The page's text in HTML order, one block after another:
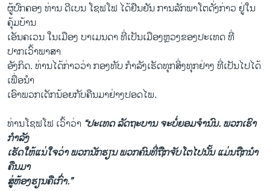
ຜູ້ປົກຄອງ ທ່ານ ດີເບນ ໂຊຟໂຟ ໄດ້ຢືນຢັນ ການລັກພາໂຕດັ່ງກ່າວ ຢູ່ໃນ
ຄຸ້ມບ້ານ
ເອັນຄເວນ ໃນເມືອງ ບາເມນດາ ທີ່ເປັນເມືອງຫຼວງຂອງປະເທດ ທີ່
ປາກເວົ້າພາສາ
ອັງກິດ. ທ່ານໄດ້ກ່າວວ່າ ກອງທັບ ກຳລັງເຮັດທຸກສິ່ງທຸກຢ່າງ ທີ່ເປັນໄປໄດ້
ເພື່ອນຳ
ເອົາພວກເດັກນ້ອຍກັບຄືນມາຢ່າງປອດໄພ.
ທ່ານໂຊຟໂຟ ເວົ້າວ່າ “ປະເທດ ລັດຖະບານ ຈະບໍ່ຍອມຈຳນົນ. ພວກເຮົາ
ກຳລັງ
ເຮັດໃຫ້ແນ່ໃຈວ່າ ພວກນັກຮຽນ ພວກຄົນທີ່ຖືກຈັບໂຕໄປນັ້ນ ແມ່ນຖືກນຳ
ຄືນມາ
ສູ່ຫ້ອງຮຽນຄືເກົ່າ.”